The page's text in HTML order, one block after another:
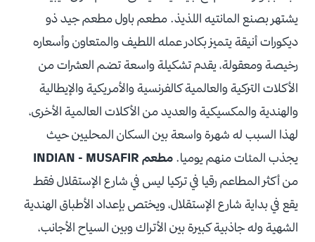
يشتهر بصنع المانتيه اللذيذ. مطعم باول مطعم جيد ذو
ديكورات أنيقة يتميز بكادر عمله اللطيف والمتعاون وأسعاره
رخيصة ومعقولة، يقدم تشكيلة واسعة تضم العشرات من
الأكلات التركية والعالمية كالفرنسية والأمريكية والإيطالية
والهندية والمكسيكية والعديد من الأكلات العالمية الأخرى،
لهذا السبب له شهرة واسعة بين السكان المحليين حيث
يجذب المئات منهم يوميا. مطعم INDIAN - MUSAFIR
من أكثر المطاعم رقيا في تركيا ليس في شارع الإستقلال فقط
يقع في بداية شارع الإستقلال، ويختص بإعداد الأطباق الهندية
الشهية وله جاذبية كبيرة بين الأتراك وبين السياح الأجانب،